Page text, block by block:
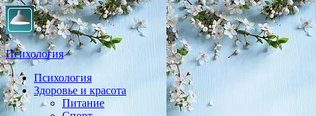
Психология
Практическая психология, личностный рост, экология,
здоровье, воспитание,
Психология
Здоровье и красота
Питание